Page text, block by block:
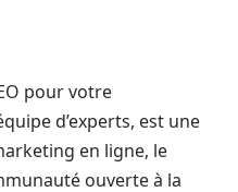
pour votre
d’experts, est une
en ligne, le
ouverte à la